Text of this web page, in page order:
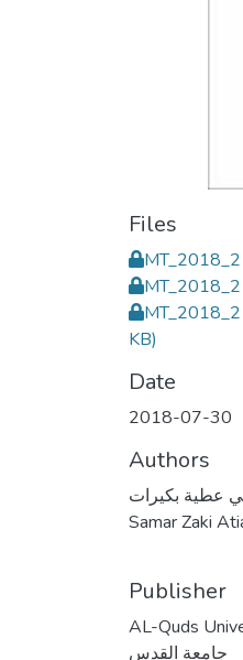
Files
KB)
Date
2018-07-30
Authors
عطية بكيرات
Samar Zaki
Publisher
AL-Quds
جامعة القدس